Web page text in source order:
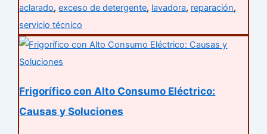
aclarado,exceso de detergente, lavadora, reparación,
servicio técnico
Frigorífico con Alto Consumo Eléctrico:
Causas y Soluciones